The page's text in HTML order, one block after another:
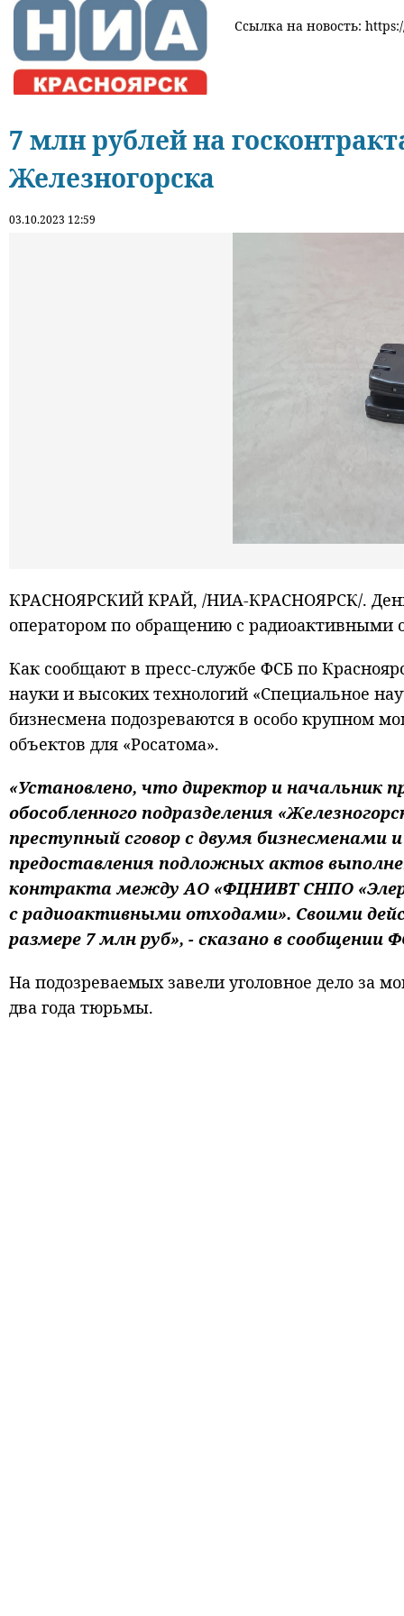
Ссылка на новость:
7 млн рублей на
Железногорска
03.10.2023 12:59
КРАСНОЯРСКИЙ КРАЙ, /НИА-КРАСНОЯРСК/.
оператором по обращению с радиоактивными
Как сообщают в пресс-службе ФСБ по
науки и высоких технологий «Специальное
бизнесмена подозреваются в особо крупном
объектов для «Росатома».
«Установлено, что директор и начальник
обособленного подразделения
преступный сговор с двумя
предоставления подложных актов
контракта между АО «ФЦНИВТ СНПО
с радиоактивными отходами». Своими
размере 7 млн руб», - сказано в сообщении
На подозреваемых завели уголовное дело за
два года тюрьмы.